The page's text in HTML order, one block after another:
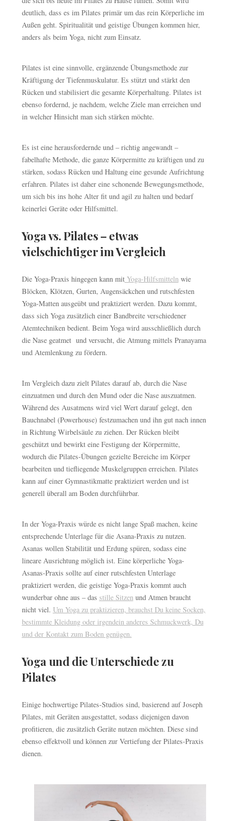
deutlich, dass es im Pilates primär um das rein Körperliche im
Außen geht. Spiritualität und geistige Übungen kommen hier,
anders als beim Yoga, nicht zum Einsatz.
Pilates ist eine sinnvolle, ergänzende Übungsmethode zur
Kräftigung der Tiefenmuskulatur. Es stützt und stärkt den
Rücken und stabilisiert die gesamte Körperhaltung. Pilates ist
ebenso fordernd, je nachdem, welche Ziele man erreichen und
in welcher Hinsicht man sich stärken möchte.
Es ist eine herausfordernde und – richtig angewandt –
fabelhafte Methode, die ganze Körpermitte zu kräftigen und zu
stärken, sodass Rücken und Haltung eine gesunde Aufrichtung
erfahren. Pilates ist daher eine schonende Bewegungsmethode,
um sich bis ins hohe Alter fit und agil zu halten und bedarf
keinerlei Geräte oder Hilfsmittel.
Yoga vs. Pilates – etwas
vielschichtiger im Vergleich
Die Yoga-Praxis hingegen kann mitYoga-Hilfsmittelnwie
Blöcken, Klötzen, Gurten, Augensäckchen und rutschfesten
Yoga-Matten ausgeübt und praktiziert werden. Dazu kommt,
dass sich Yoga zusätzlich einer Bandbreite verschiedener
Atemtechniken bedient. Beim Yoga wird ausschließlich durch
die Nase geatmet und versucht, die Atmung mittels Pranayama
und Atemlenkung zu fördern.
Im Vergleich dazu zielt Pilates darauf ab, durch die Nase
einzuatmen und durch den Mund oder die Nase auszuatmen.
Während des Ausatmens wird viel Wert darauf gelegt, den
Bauchnabel (Powerhouse) festzumachen und ihn gut nach innen
in Richtung Wirbelsäule zu ziehen. Der Rücken bleibt
geschützt und bewirkt eine Festigung der Körpermitte,
wodurch die Pilates-Übungen gezielte Bereiche im Körper
bearbeiten und tiefliegende Muskelgruppen erreichen. Pilates
kann auf einer Gymnastikmatte praktiziert werden und ist
generell überall am Boden durchführbar.
In der Yoga-Praxis würde es nicht lange Spaß machen, keine
entsprechende Unterlage für die Asana-Praxis zu nutzen.
Asanas wollen Stabilität und Erdung spüren, sodass eine
lineare Ausrichtung möglich ist. Eine körperliche Yoga-
Asanas-Praxis sollte auf einer rutschfesten Unterlage
praktiziert werden, die geistige Yoga-Praxis kommt auch
wunderbar ohne aus – das stille Sitzenund Atmen braucht
nicht viel. Um Yoga zu praktizieren, brauchst Du keine Socken,
bestimmte Kleidung oder irgendein anderes Schmuckwerk, Du
und der Kontakt zum Boden genügen.
Yoga und die Unterschiede zu
Pilates
Einige hochwertige Pilates-Studios sind, basierend auf Joseph
Pilates, mit Geräten ausgestattet, sodass diejenigen davon
profitieren, die zusätzlich Geräte nutzen möchten. Diese sind
ebenso effektvoll und können zur Vertiefung der Pilates-Praxis
dienen.